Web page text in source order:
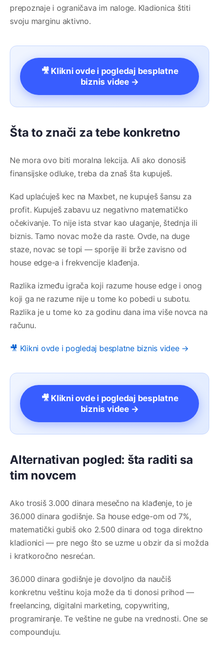
prepoznaje i ograničava im naloge. Kladionica štiti
svoju marginu aktivno.
🎥 Klikni ovde i pogledaj besplatne
biznis videe →
Šta to znači za tebe konkretno
Ne mora ovo biti moralna lekcija. Ali ako donosiš
finansijske odluke, treba da znaš šta kupuješ.
Kad uplaćuješ kec na Maxbet, ne kupuješ šansu za
profit. Kupuješ zabavu uz negativno matematičko
očekivanje. To nije ista stvar kao ulaganje, štednja ili
biznis. Tamo novac može da raste. Ovde, na duge
staze, novac se topi — sporije ili brže zavisno od
house edge-a i frekvencije klađenja.
Razlika između igrača koji razume house edge i onog
koji ga ne razume nije u tome ko pobedi u subotu.
Razlika je u tome ko za godinu dana ima više novca na
računu.
🎥 Klikni ovde i pogledaj besplatne biznis videe →
🎥 Klikni ovde i pogledaj besplatne
biznis videe →
Alternativan pogled: šta raditi sa
tim novcem
Ako trosiš 3.000 dinara mesečno na klađenje, to je
36.000 dinara godišnje. Sa house edge-om od 7%,
matematički gubiš oko 2.500 dinara od toga direktno
kladionici — pre nego što se uzme u obzir da si možda
i kratkoročno nesrećan.
36.000 dinara godišnje je dovoljno da naučiš
konkretnu veštinu koja može da ti donosi prihod —
freelancing, digitalni marketing, copywriting,
programiranje. Te veštine ne gube na vrednosti. One se
compounduju.